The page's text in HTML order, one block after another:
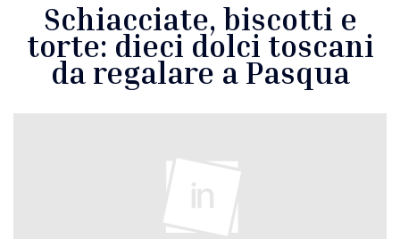
Schiacciate, biscotti e
torte: dieci dolci toscani
da regalare a Pasqua